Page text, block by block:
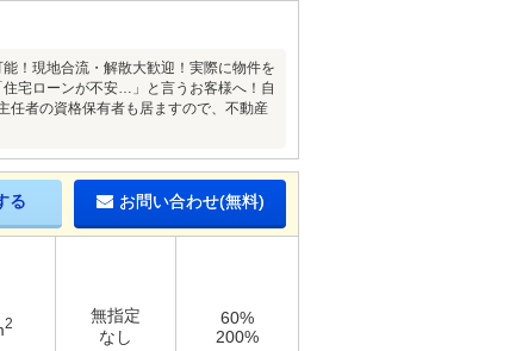
！現地合流・解散大歓迎！実際に物件を
宅ローンが不安…」と言うお客様へ！自
任者の資格保有者も居ますので、不動産
る お問い合わせ(無料)
2
無指定
なし
60%
200%